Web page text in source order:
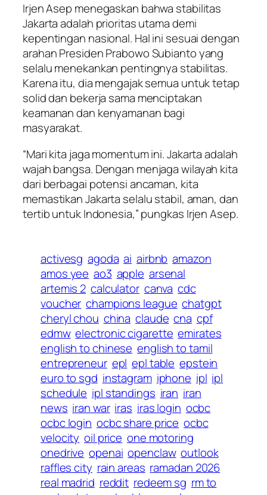
Irjen Asep menegaskan bahwa stabilitas
Jakarta adalah prioritas utama demi
kepentingan nasional. Hal ini sesuai dengan
arahan Presiden Prabowo Subianto yang
selalu menekankan pentingnya stabilitas.
Karena itu, dia mengajak semua untuk tetap
solid dan bekerja sama menciptakan
keamanan dan kenyamanan bagi
masyarakat.
“Mari kita jaga momentum ini. Jakarta adalah
wajah bangsa. Dengan menjaga wilayah kita
dari berbagai potensi ancaman, kita
memastikan Jakarta selalu stabil, aman, dan
tertib untuk Indonesia,” pungkas Irjen Asep.
activesg agoda ai airbnb amazon
amos yee ao3 apple arsenal
artemis 2 calculator canva cdc
voucher champions league chatgpt
cheryl chou china claude cna cpf
edmw electronic cigarette emirates
english to chinese english to tamil
entrepreneur epl epl table epstein
euro to sgd instagram iphone ipl ipl
schedule ipl standings iran iran
news iran war iras iras login ocbc
ocbc login ocbc share price ocbc
velocity oil price one motoring
onedrive openai openclaw outlook
raffles city rain areas ramadan 2026
real madrid reddit redeem sg rm to